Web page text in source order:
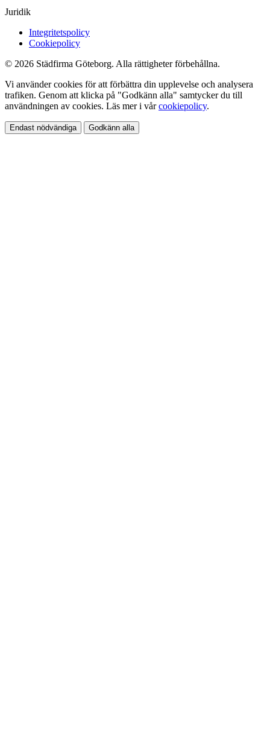
Juridik
Integritetspolicy
Cookiepolicy
© 2026 Städfirma Göteborg. Alla rättigheter förbehållna.
Vi använder cookies för att förbättra din upplevelse och analysera
trafiken. Genom att klicka på "Godkänn alla" samtycker du till
användningen av cookies. Läs mer i vårcookiepolicy.
Endast nödvändiga Godkänn alla